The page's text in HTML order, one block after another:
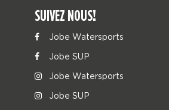
SUIVEZ NOUS!
Jobe Watersports
Jobe SUP
Jobe Watersports
Jobe SUP